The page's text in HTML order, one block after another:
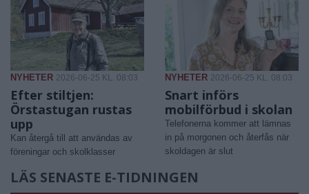
NYHETER 2026-06-25 KL. 08:03
Efter stiltjen:
Örstastugan rustas
upp
Kan återgå till att användas av
föreningar och skolklasser
NYHETER 2026-06-25 KL. 08:03
Snart införs
mobilförbud i skolan
Telefonerna kommer att lämnas
in på morgonen och återfås när
skoldagen är slut
LÄS SENASTE E-TIDNINGEN